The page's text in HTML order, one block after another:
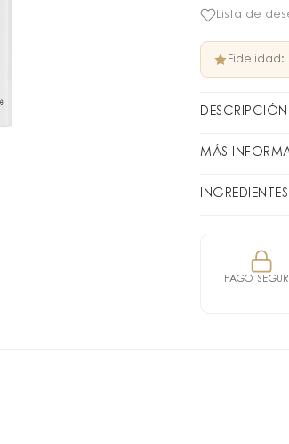
Lista de
Fidelidad:
DESCRIPCIÓN
El Cuidado
embellecida.
contorno del
MÁS
Mañana y
INGREDIENTES
C12-16
GLYCOL,
PAGO